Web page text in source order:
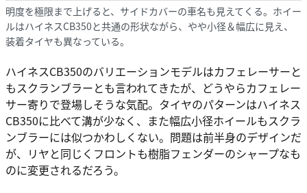
明度を極限まで上げると、サイドカバーの車名も見えてくる。ホイー
ルはハイネスCB350と共通の形状ながら、やや小径＆幅広に見え、
装着タイヤも異なっている。
ハイネスCB350のバリエーションモデルはカフェレーサーと
もスクランブラーとも言われてきたが、どうやらカフェレー
サー寄りで登場しそうな気配。タイヤのパターンはハイネス
CB350に比べて溝が少なく、また幅広小径ホイールもスクラ
ンブラーには似つかわしくない。問題は前半身のデザインだ
が、リヤと同じくフロントも樹脂フェンダーのシャープなも
のに変更されるだろう。